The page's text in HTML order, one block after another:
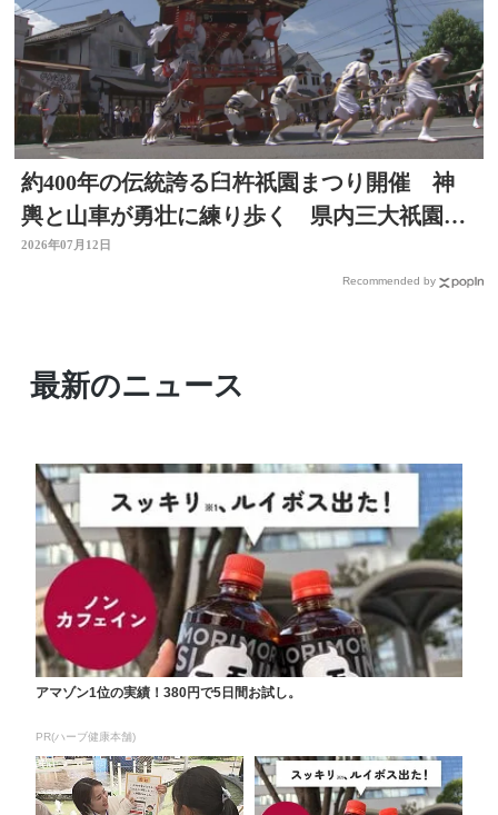
約400年の伝統誇る臼杵祇園まつり開催 神
輿と山車が勇壮に練り歩く 県内三大祇園の
１つ 大分
2026年07月12日
Recommended by
最新のニュース
アマゾン1位の実績！380円で5日間お試し。
PR(ハーブ健康本舗)